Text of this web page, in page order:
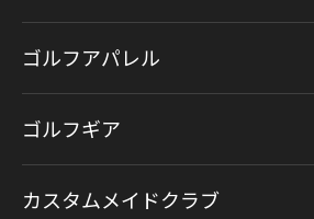
ゴルフアパレル
ゴルフギア
カスタムメイドクラブ